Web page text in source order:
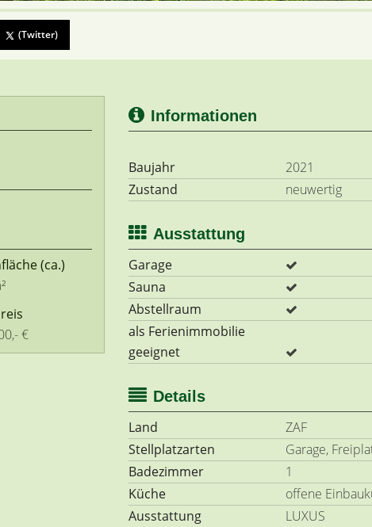
(Twitter)
(ca.)
€
Informationen
Baujahr 2021
Zustand
neuwertig
Ausstattung
Garage
Sauna
Abstellraum
als Ferienimmobilie
geeignet
Details
Land
ZAF
Stellplatzarten
Garage,
Badezimmer
1
Küche
offene
Ausstattung
LUXUS